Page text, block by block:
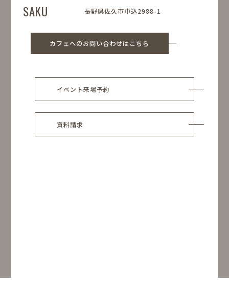
SAKU 長野県佐久市中込2988-1
カフェへのお問い合わせはこちら
イベント来場予約
資料請求